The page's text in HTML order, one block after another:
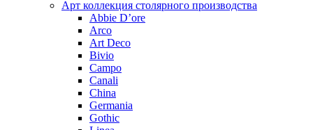
Арт коллекция столярного производства
Abbie D’ore
Arco
Art Deco
Bivio
Campo
Canali
China
Germania
Gothic